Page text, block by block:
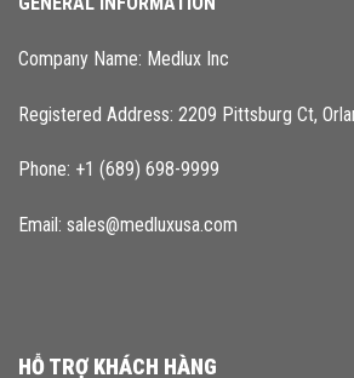
Company Name: Medlux Inc
Registered Address: 2209 Pittsburg Ct,
Phone: +1 (689) 698-9999
Email: sales@medluxusa.com
HỖ TRỢ KHÁCH HÀNG